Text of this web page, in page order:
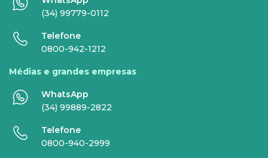
Super Wi-Fi
Internet Essence
SERVIÇOS
DIGITAIS
(34) 99779-0112
Telefone
0800-942-1212
Médias e grandes empresas
WhatsApp
(34) 99889-2822
Telefone
0800-940-2999